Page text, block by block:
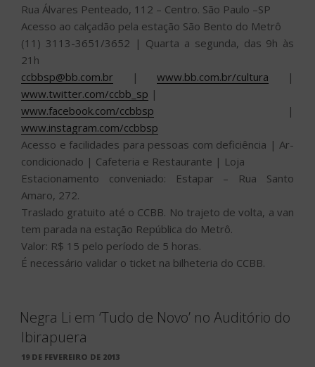
Rua Álvares Penteado, 112 – Centro. São Paulo –SP
Acesso ao calçadão pela estação São Bento do Metrô
(11) 3113-3651/3652 | Quarta a segunda, das 9h às
21h
ccbbsp@bb.com.br |www.bb.com.br/cultura |
www.twitter.com/ccbb_sp |
www.facebook.com/ccbbsp |
www.instagram.com/ccbbsp
Acesso e facilidades para pessoas com deficiência | Ar-
condicionado | Cafeteria e Restaurante | Loja
Estacionamento conveniado: Estapar – Rua Santo
Amaro, 272.
Traslado gratuito até o CCBB. No trajeto de volta, a van
tem parada na estação República do Metrô.
Valor: R$ 15 pelo período de 5 horas.
É necessário validar o ticket na bilheteria do CCBB.
Negra Li em ‘Tudo de Novo’ no Auditório do
Ibirapuera
PUBLICADO
19 DE FEVEREIRO DE 2013